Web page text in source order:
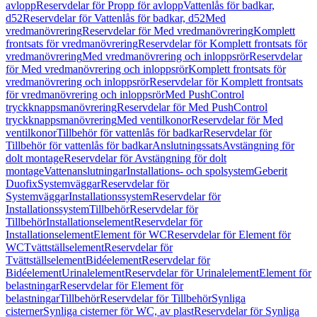
avloppReservdelar för Propp för avloppVattenlås för badkar,
d52Reservdelar för Vattenlås för badkar, d52Med
vredmanövreringReservdelar för Med vredmanövreringKomplett
frontsats för vredmanövreringReservdelar för Komplett frontsats för
vredmanövreringMed vredmanövrering och inloppsrörReservdelar
för Med vredmanövrering och inloppsrörKomplett frontsats för
vredmanövrering och inloppsrörReservdelar för Komplett frontsats
för vredmanövrering och inloppsrörMed PushControl
tryckknappsmanövreringReservdelar för Med PushControl
tryckknappsmanövreringMed ventilkonorReservdelar för Med
ventilkonorTillbehör för vattenlås för badkarReservdelar för
Tillbehör för vattenlås för badkarAnslutningssatsAvstängning för
dolt montageReservdelar för Avstängning för dolt
montageVattenanslutningarInstallations- och spolsystemGeberit
DuofixSystemväggarReservdelar för
SystemväggarInstallationssystemReservdelar för
InstallationssystemTillbehörReservdelar för
TillbehörInstallationselementReservdelar för
InstallationselementElement för WCReservdelar för Element för
WCTvättställselementReservdelar för
TvättställselementBidéelementReservdelar för
BidéelementUrinalelementReservdelar för UrinalelementElement för
belastningarReservdelar för Element för
belastningarTillbehörReservdelar för TillbehörSynliga
cisternerSynliga cisterner för WC, av plastReservdelar för Synliga